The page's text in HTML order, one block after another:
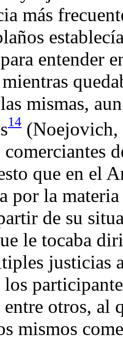
más
entender
mismas,
14 (Noejovich,
que en el
por la
de su
le tocaba
justicias
los
otros, al
mismos